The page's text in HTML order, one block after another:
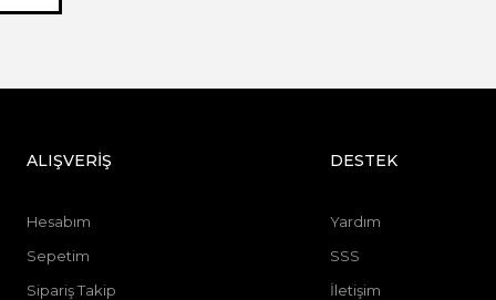
ALIŞVERİŞ
Hesabım
Sepetim
Sipariş Takip
DESTEK
Yardım
SSS
İletişim